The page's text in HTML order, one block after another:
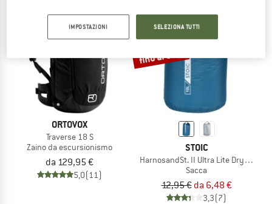
ORTOVOX
Traverse 18 S
Zaino da escursionismo
da 129,95 €
5,0(11)
fino al 50%
STOIC
HarnosandSt. II Ultra Lite Dry Bag
Sacca
12,95 € da 6,48 €
3,3(7)
IMPOSTAZIONI SELEZIONA TUTTI